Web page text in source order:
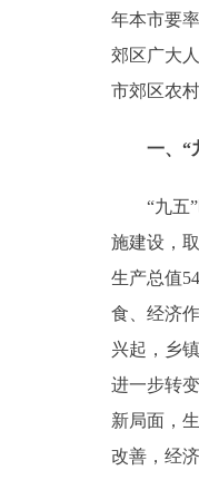
政民互动
年本市要
郊区广大
市郊区农
一、“九
“九五”
施建设，
生产总值
食、经济
兴起，乡
进一步转
新局面，
改善，经